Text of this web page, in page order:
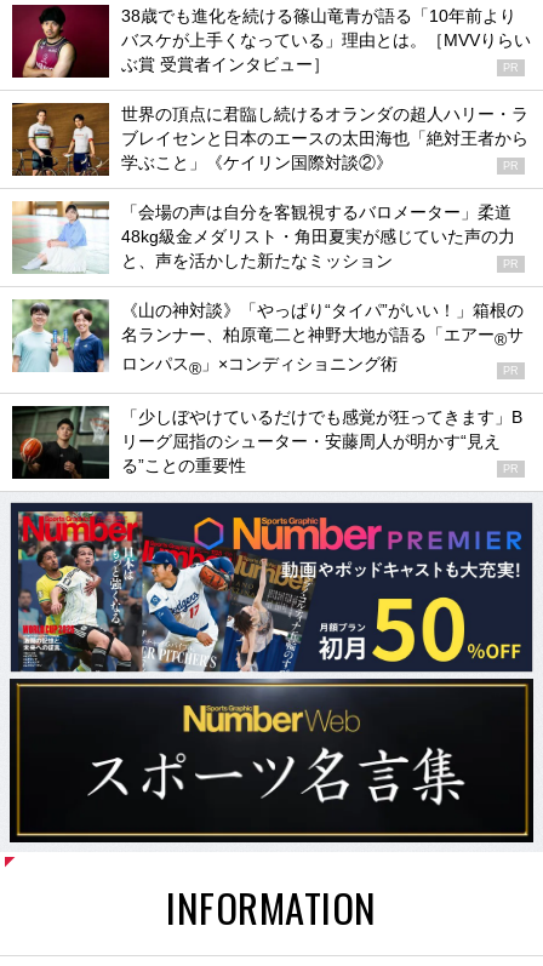
38歳でも進化を続ける篠山竜青が語る「10年前より
バスケが上手くなっている」理由とは。［MVVりらい
ぶ賞 受賞者インタビュー］
PR
世界の頂点に君臨し続けるオランダの超人ハリー・ラ
ブレイセンと日本のエースの太田海也「絶対王者から
学ぶこと」《ケイリン国際対談②》
PR
「会場の声は自分を客観視するバロメーター」柔道
48kg級金メダリスト・角田夏実が感じていた声の力
と、声を活かした新たなミッション
PR
《山の神対談》「やっぱり“タイパ”がいい！」箱根の
名ランナー、柏原竜二と神野大地が語る「エアー®サ
ロンパス® 」×コンディショニング術 PR
「少しぼやけているだけでも感覚が狂ってきます」B
リーグ屈指のシューター・安藤周人が明かす“見え
る”ことの重要性
PR
INFORMATION